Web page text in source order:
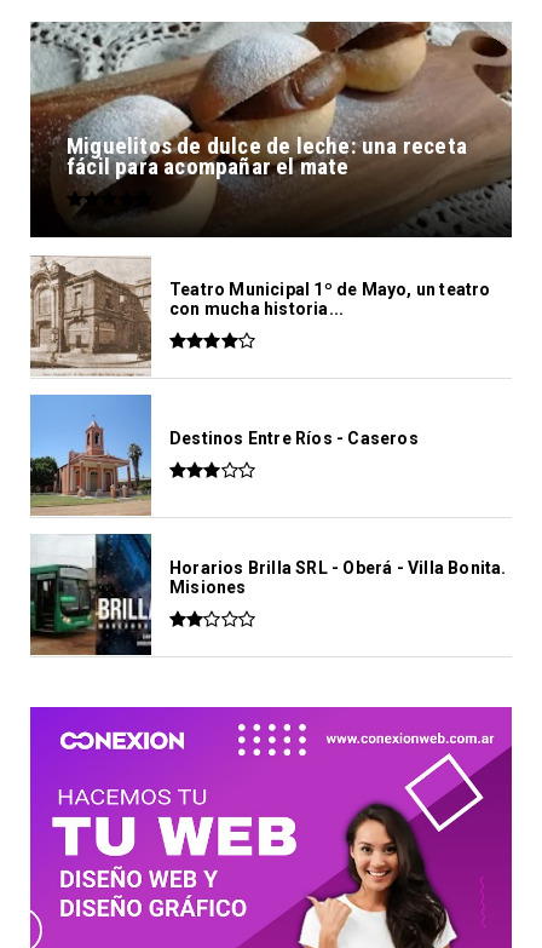
Miguelitos de dulce de leche: una receta
fácil para acompañar el mate
Teatro Municipal 1º de Mayo, un teatro
con mucha historia...
Destinos Entre Ríos - Caseros
Horarios Brilla SRL - Oberá - Villa Bonita.
Misiones